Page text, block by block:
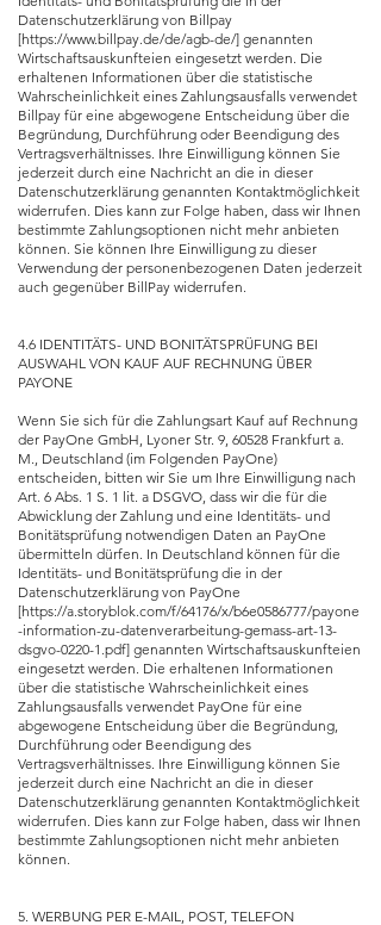
Datenschutzerklärung von Billpay
[https://www.billpay.de/de/agb-de/] genannten
Wirtschaftsauskunfteien eingesetzt werden. Die
erhaltenen Informationen über die statistische
Wahrscheinlichkeit eines Zahlungsausfalls verwendet
Billpay für eine abgewogene Entscheidung über die
Begründung, Durchführung oder Beendigung des
Vertragsverhältnisses. Ihre Einwilligung können Sie
jederzeit durch eine Nachricht an die in dieser
Datenschutzerklärung genannten Kontaktmöglichkeit
widerrufen. Dies kann zur Folge haben, dass wir Ihnen
bestimmte Zahlungsoptionen nicht mehr anbieten
können. Sie können Ihre Einwilligung zu dieser
Verwendung der personenbezogenen Daten jederzeit
auch gegenüber BillPay widerrufen.
4.6 IDENTITÄTS- UND BONITÄTSPRÜFUNG BEI
AUSWAHL VON KAUF AUF RECHNUNG ÜBER
PAYONE
Wenn Sie sich für die Zahlungsart Kauf auf Rechnung
der PayOne GmbH, Lyoner Str. 9, 60528 Frankfurt a.
M., Deutschland (im Folgenden PayOne)
entscheiden, bitten wir Sie um Ihre Einwilligung nach
Art. 6 Abs. 1 S. 1 lit. a DSGVO, dass wir die für die
Abwicklung der Zahlung und eine Identitäts- und
Bonitätsprüfung notwendigen Daten an PayOne
übermitteln dürfen. In Deutschland können für die
Identitäts- und Bonitätsprüfung die in der
Datenschutzerklärung von PayOne
[https://a.storyblok.com/f/64176/x/b6e0586777/payone
-information-zu-datenverarbeitung-gemass-art-13-
dsgvo-0220-1.pdf] genannten Wirtschaftsauskunfteien
eingesetzt werden. Die erhaltenen Informationen
über die statistische Wahrscheinlichkeit eines
Zahlungsausfalls verwendet PayOne für eine
abgewogene Entscheidung über die Begründung,
Durchführung oder Beendigung des
Vertragsverhältnisses. Ihre Einwilligung können Sie
jederzeit durch eine Nachricht an die in dieser
Datenschutzerklärung genannten Kontaktmöglichkeit
widerrufen. Dies kann zur Folge haben, dass wir Ihnen
bestimmte Zahlungsoptionen nicht mehr anbieten
können.
5. WERBUNG PER E-MAIL, POST, TELEFON